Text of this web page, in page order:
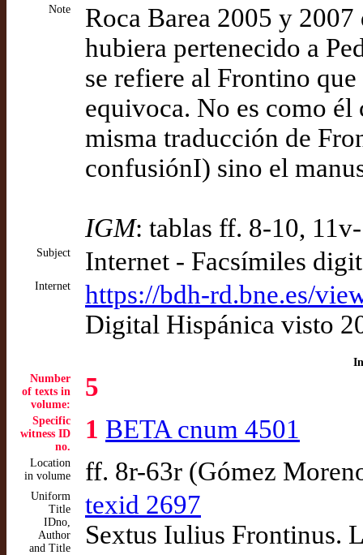
Note
Roca Barea 2005 y
hubiera pertenecido a
se refiere al Frontino
equivoca. No es como
misma traducción de
confusiónI) sino el
IGM: tablas ff. 8-10,
Subject Internet - Facsímiles
Internet
https://bdh-rd.bne.es/
Digital Hispánica visto
Number
of texts in
volume:
5
Specific
witness ID
no.
1 BETA cnum 4501
Location
in volume
ff. 8r-63r (Gómez
Uniform
Title
IDno,
Author
and Title
texid 2697
Sextus Iulius Frontinus.